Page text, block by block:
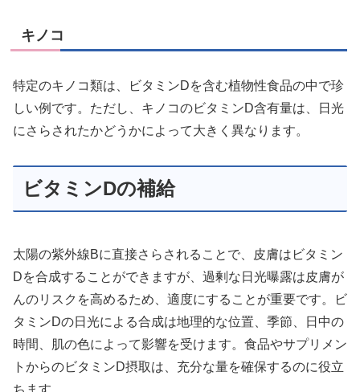
キノコ
特定のキノコ類は、ビタミンDを含む植物性食品の中で珍
しい例です。ただし、キノコのビタミンD含有量は、日光
にさらされたかどうかによって大きく異なります。
ビタミンDの補給
太陽の紫外線Bに直接さらされることで、皮膚はビタミン
Dを合成することができますが、過剰な日光曝露は皮膚が
んのリスクを高めるため、適度にすることが重要です。ビ
タミンDの日光による合成は地理的な位置、季節、日中の
時間、肌の色によって影響を受けます。食品やサプリメン
トからのビタミンD摂取は、充分な量を確保するのに役立
ちます。